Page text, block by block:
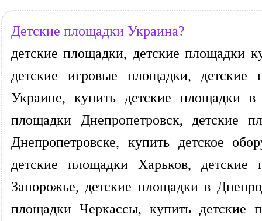
Детские площадки Украина?
детские площадки, детские площадки
детские игровые площадки,
Украине, купить детские площадки
площадки Днепропетровск, детские
Днепропетровске, купить детское
детские площадки Харьков,
Запорожье, детские площадки в
площадки Черкассы, купить детские